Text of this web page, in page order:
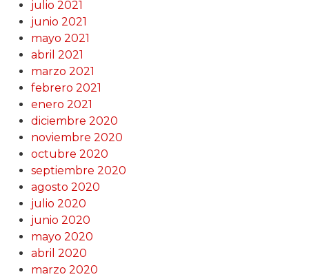
julio 2021
junio 2021
mayo 2021
abril 2021
marzo 2021
febrero 2021
enero 2021
diciembre 2020
noviembre 2020
octubre 2020
septiembre 2020
agosto 2020
julio 2020
junio 2020
mayo 2020
abril 2020
marzo 2020